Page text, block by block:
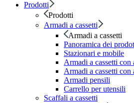
Prodotti
Prodotti
Armadi a cassetti
Armadi a cassetti
Panoramica dei
Stazionari e mobile
Armadi a cassetti con
Armadi a cassetti con
Armadi pensili
Carrello per utensili
Scaffali a cassetti